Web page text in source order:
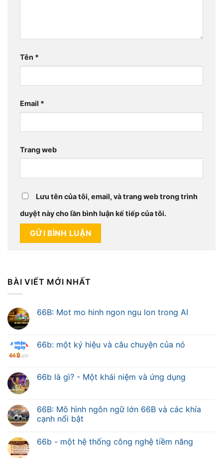
Tên *
Email *
Trang web
Lưu tên của tôi, email, và trang web trong trình
duyệt này cho lần bình luận kế tiếp của tôi.
BÀI VIẾT MỚI NHẤT
66B: Mot mo hinh ngon ngu lon trong AI
66b: một ký hiệu và câu chuyện của nó
66b là gì? - Một khái niệm và ứng dụng
66B: Mô hình ngôn ngữ lớn 66B và các khía
cạnh nổi bật
66b - một hệ thống công nghệ tiềm năng